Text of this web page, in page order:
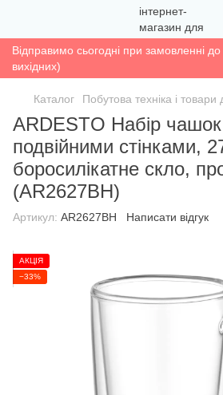
Відправимо сьогодні при замовленні
вихідних)
Каталог Побутова техніка і
ARDESTO Набір чашок
подвійними стінками,
боросилікатне скло,
(AR2627BH)
Артикул: AR2627BH Написати відгук
АКЦІЯ
−33%